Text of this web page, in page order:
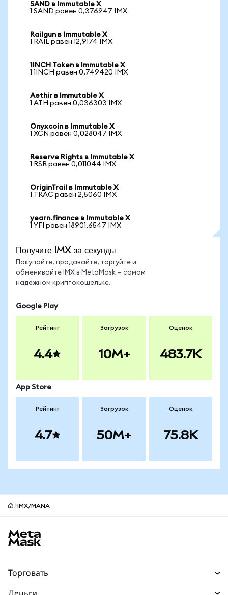
SAND в Immutable X
1 SAND равен 0,376947 IMX
Railgun в Immutable X
1 RAIL равен 12,9174 IMX
1INCH Token в Immutable X
1 1INCH равен 0,749420 IMX
Aethir в Immutable X
1 ATH равен 0,036303 IMX
Onyxcoin в Immutable X
1 XCN равен 0,028047 IMX
Reserve Rights в Immutable X
1 RSR равен 0,011044 IMX
OriginTrail в Immutable X
1 TRAC равен 2,5060 IMX
yearn.finance в Immutable X
1 YFI равен 18901,6547 IMX
Получите IMX за секунды
Покупайте, продавайте, торгуйте и
обменивайте IMX в MetaMask — самом
надёжном криптокошельке.
Google Play
Рейтинг
4.4
Загрузок
10M+
Оценок
483.7K
App Store
Рейтинг
4.7
Загрузок
50M+
Оценок
75.8K
IMX/MANA
Торговать